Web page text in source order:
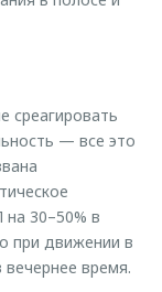
среагировать
— все это
30–50% в
при движении в
время.